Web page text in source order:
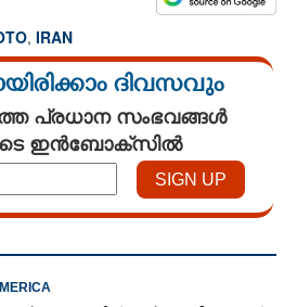
, IRAN
ദിവസവും
പ്രധാന സംഭവങ്ങൾ
ഇൻബോക്സിൽ